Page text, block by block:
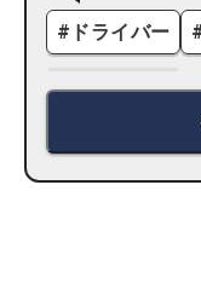
# ドライバー